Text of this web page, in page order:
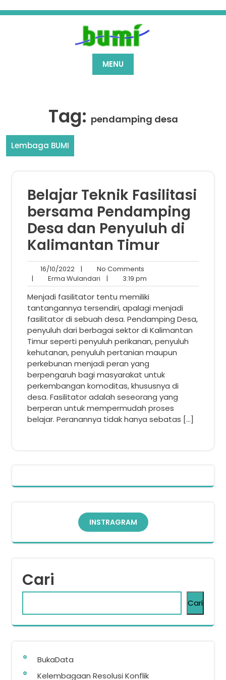
to
MENU
Tag: pendamping desa
Lembaga BUMI
Belajar Teknik Fasilitasi
bersama Pendamping
Desa dan Penyuluh di
Kalimantan Timur
16/10/202216/10/2022
| No Comments
Comments
| Erma Wulandari Erma
Wulandari
| 3:19 pm
pm
Menjadi fasilitator tentu memiliki
tantangannya tersendiri, apalagi menjadi
fasilitator di sebuah desa. Pendamping Desa,
penyuluh dari berbagai sektor di Kalimantan
Timur seperti penyuluh perikanan, penyuluh
kehutanan, penyuluh pertanian maupun
perkebunan menjadi peran yang
berpengaruh bagi masyarakat untuk
perkembangan komoditas, khususnya di
desa. Fasilitator adalah seseorang yang
berperan untuk mempermudah proses
belajar. Peranannya tidak hanya sebatas […]
INSTRAGRAM
Cari
Cari
BukaData
Kelembagaan Resolusi Konflik